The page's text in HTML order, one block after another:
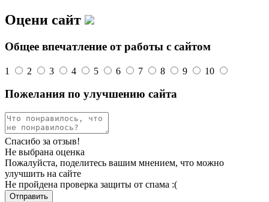
Оцени сайт
Общее впечатление от работы с сайтом
1 2 3 4 5 6 7 8 9 10
Пожелания по улучшению сайта
Спасибо за отзыв!
Не выбрана оценка
Пожалуйста, поделитесь вашим мнением, что можно
улучшить на сайте
Не пройдена проверка защиты от спама :(
Отправить